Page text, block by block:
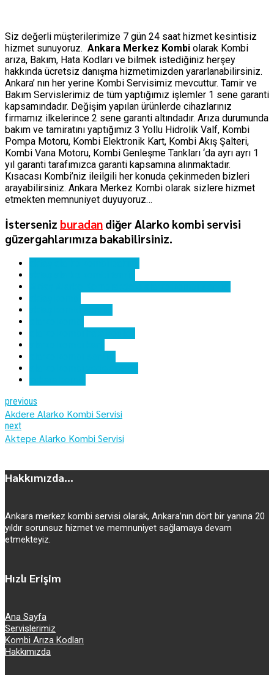
Siz değerli müşterilerimize 7 gün 24 saat hizmet kesintisiz
hizmet sunuyoruz. Ankara Merkez Kombi olarak Kombi
arıza, Bakım, Hata Kodları ve bilmek istediğiniz herşey
hakkında ücretsiz danışma hizmetimizden yararlanabilirsiniz.
Ankara’ nın her yerine Kombi Servisimiz mevcuttur. Tamir ve
Bakım Servislerimiz de tüm yaptığımız işlemler 1 sene garanti
kapsamındadır. Değişim yapılan ürünlerde cihazlarınız
firmamız ilkelerince 2 sene garanti altındadır. Arıza durumunda
bakım ve tamiratını yaptığımız 3 Yollu Hidrolik Valf, Kombi
Pompa Motoru, Kombi Elektronik Kart, Kombi Akış Şalteri,
Kombi Vana Motoru, Kombi Genleşme Tankları ‘da ayrı ayrı 1
yıl garanti tarafımızca garanti kapsamına alınmaktadır.
Kısacası Kombi’niz ileilgili her konuda çekinmeden bizleri
arayabilirsiniz. Ankara Merkez Kombi olarak sizlere hizmet
etmekten memnuniyet duyuyoruz…
İsterseniz buradan diğer Alarko kombi servisi
güzergahlarımıza bakabilirsiniz.
previous
Akdere Alarko Kombi Servisi
next
Aktepe Alarko Kombi Servisi
Hakkımızda...
Ankara merkez kombi servisi olarak, Ankara’nın dört bir yanına 20
yıldır sorunsuz hizmet ve memnuniyet sağlamaya devam
etmekteyiz.
Hızlı Erişim
Ana Sayfa
Servislerimiz
Kombi Arıza Kodları
Hakkımızda